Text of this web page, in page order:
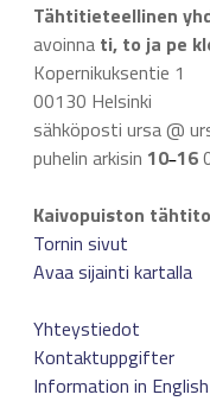
Tähtitieteellinen
avoinna ti, to ja pe
Kopernikuksentie 1
00130 Helsinki
sähköposti ursa @
puhelin arkisin 10–16
Kaivopuiston
Tornin sivut
Avaa sijainti kartalla
Yhteystiedot
Kontaktuppgifter
Information in English